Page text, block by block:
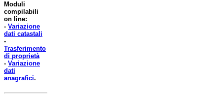
Moduli
compilabili
on line:
- Variazione
dati catastali
-
Trasferimento
di proprietà
- Variazione
dati
anagrafici.